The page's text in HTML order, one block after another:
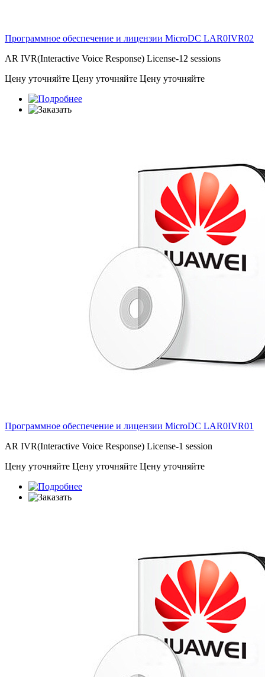
Программное обеспечение и лицензии MicroDC LAR0IVR02
AR IVR(Interactive Voice Response) License-12 sessions
Цену уточняйте Цену уточняйте Цену уточняйте
Программное обеспечение и лицензии MicroDC LAR0IVR01
AR IVR(Interactive Voice Response) License-1 session
Цену уточняйте Цену уточняйте Цену уточняйте